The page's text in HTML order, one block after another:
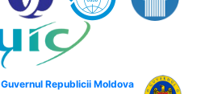
Guvernul Republicii Moldova